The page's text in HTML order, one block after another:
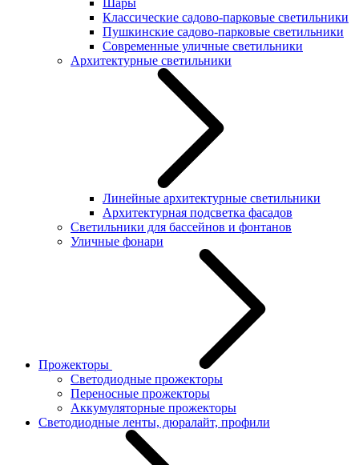
Классические садово-парковые светильники
Пушкинские садово-парковые светильники
Современные уличные светильники
Архитектурные светильники
Линейные архитектурные светильники
Архитектурная подсветка фасадов
Светильники для бассейнов и фонтанов
Уличные фонари
Прожекторы
Светодиодные прожекторы
Переносные прожекторы
Аккумуляторные прожекторы
Светодиодные ленты, дюралайт, профили